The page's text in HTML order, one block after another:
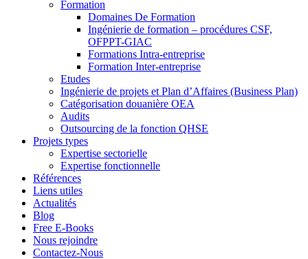
Formation
Domaines De Formation
Ingénierie de formation – procédures CSF,
OFPPT-GIAC
Formations Intra-entreprise
Formation Inter-entreprise
Etudes
Ingénierie de projets et Plan d’Affaires (Business Plan)
Catégorisation douanière OEA
Audits
Outsourcing de la fonction QHSE
Projets types
Expertise sectorielle
Expertise fonctionnelle
Références
Liens utiles
Actualités
Blog
Free E-Books
Nous rejoindre
Contactez-Nous